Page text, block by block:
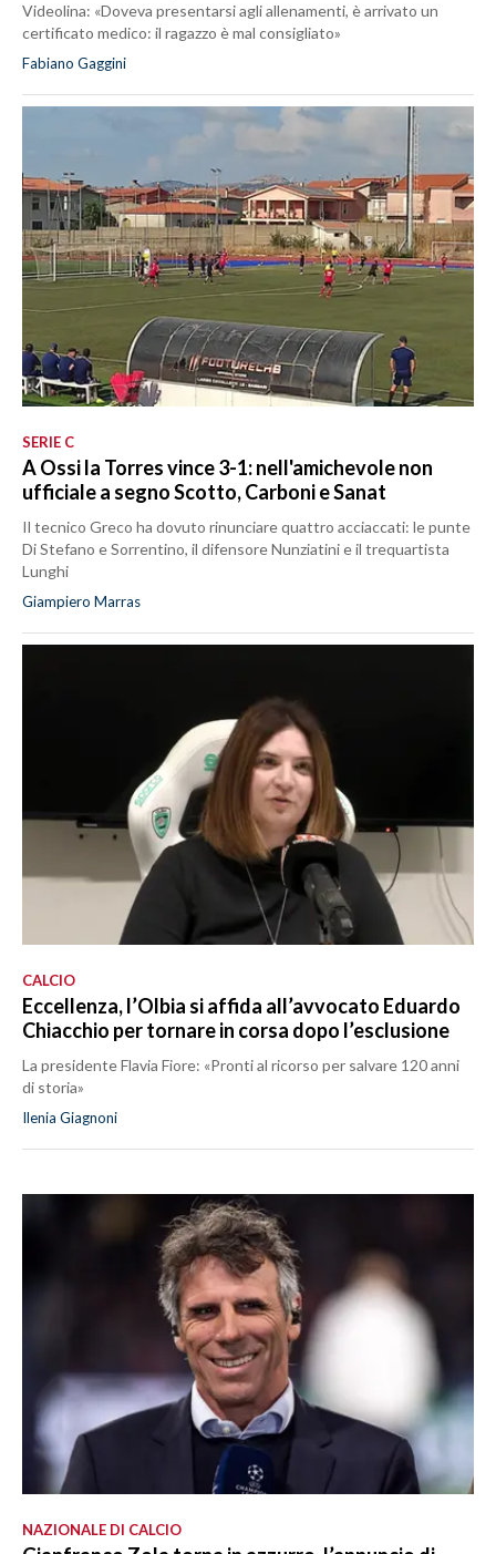
Videolina: «Doveva presentarsi agli allenamenti, è arrivato un
certificato medico: il ragazzo è mal consigliato»
Fabiano Gaggini
SERIE C
A Ossi la Torres vince 3-1: nell'amichevole non
ufficiale a segno Scotto, Carboni e Sanat
Il tecnico Greco ha dovuto rinunciare quattro acciaccati: le punte
Di Stefano e Sorrentino, il difensore Nunziatini e il trequartista
Lunghi
Giampiero Marras
CALCIO
Eccellenza, l’Olbia si affida all’avvocato Eduardo
Chiacchio per tornare in corsa dopo l’esclusione
La presidente Flavia Fiore: «Pronti al ricorso per salvare 120 anni
di storia»
Ilenia Giagnoni
NAZIONALE DI CALCIO